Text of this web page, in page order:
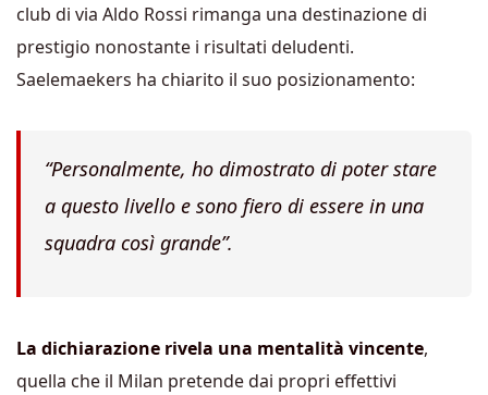
club di via Aldo Rossi rimanga una destinazione di
prestigio nonostante i risultati deludenti.
Saelemaekers ha chiarito il suo posizionamento:
“Personalmente, ho dimostrato di poter stare
a questo livello e sono fiero di essere in una
squadra così grande”.
La dichiarazione rivela una mentalità vincente,
quella che il Milan pretende dai propri effettivi